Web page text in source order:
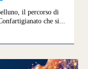
il percorso di
che si...